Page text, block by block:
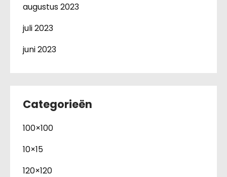
augustus 2023
juli 2023
juni 2023
Categorieën
100×100
10×15
120×120